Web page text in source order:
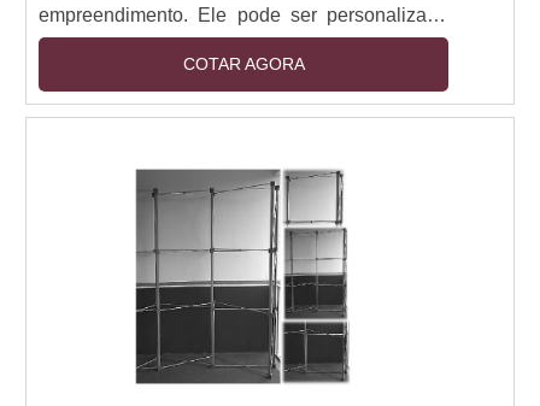
empreendimento. Ele pode ser personalizado
de acordo com a finalidade que serão usados,
com diversas opções de cores e tamanhos, com
logo ou qualquer outro tipo de arte por meio de
impressão a laser. Esse produto pode ser
encontrado em hotéis, elevadores, mesas e
paredes. Conheça a lista com mais benefícios
do produto B....
COTAR AGORA